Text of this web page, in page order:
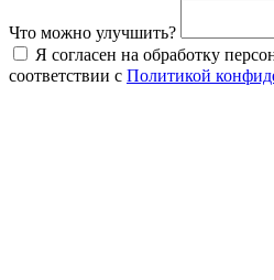
Что можно улучшить?
Я согласен на обработку
соответствии с Политикой